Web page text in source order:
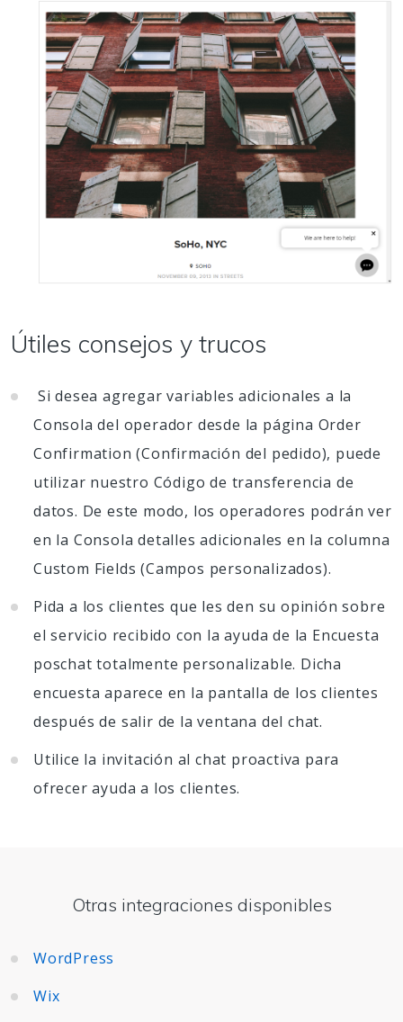
Útiles consejos y trucos
Si desea agregar variables adicionales a la
Consola del operador desde la página Order
Confirmation (Confirmación del pedido), puede
utilizar nuestro Código de transferencia de
datos. De este modo, los operadores podrán ver
en la Consola detalles adicionales en la columna
Custom Fields (Campos personalizados).
Pida a los clientes que les den su opinión sobre
el servicio recibido con la ayuda de la Encuesta
poschat totalmente personalizable. Dicha
encuesta aparece en la pantalla de los clientes
después de salir de la ventana del chat.
Utilice la invitación al chat proactiva para
ofrecer ayuda a los clientes.
Otras integraciones disponibles
WordPress
Wix